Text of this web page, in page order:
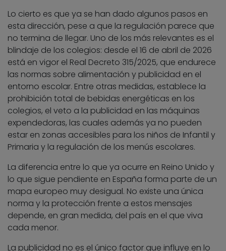
Lo cierto es que ya se han dado algunos pasos en
esta dirección, pese a que la regulación parece que
no termina de llegar. Uno de los más relevantes es el
blindaje de los colegios: desde el 16 de abril de 2026
está en vigor el Real Decreto 315/2025, que endurece
las normas sobre alimentación y publicidad en el
entorno escolar. Entre otras medidas, establece la
prohibición total de bebidas energéticas en los
colegios, el veto a la publicidad en las máquinas
expendedoras, las cuales además ya no pueden
estar en zonas accesibles para los niños de Infantil y
Primaria y la regulación de los menús escolares.
La diferencia entre lo que ya ocurre en Reino Unido y
lo que sigue pendiente en España forma parte de un
mapa europeo muy desigual. No existe una única
norma y la protección frente a estos mensajes
depende, en gran medida, del país en el que viva
cada menor.
La publicidad no es el único factor que influye en lo